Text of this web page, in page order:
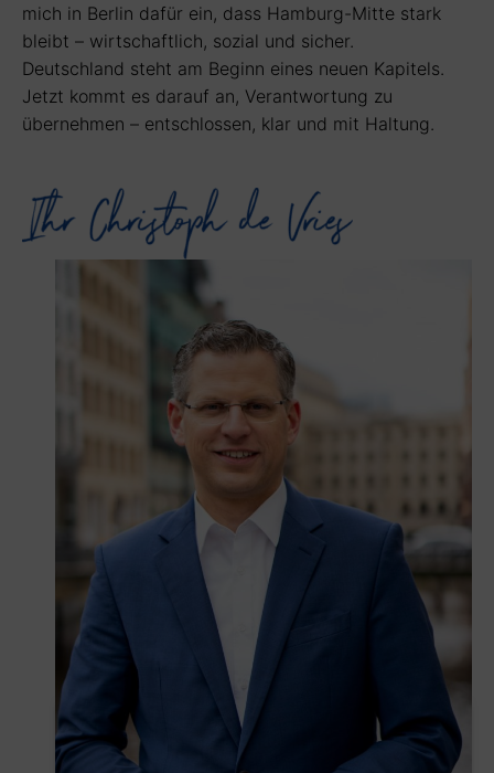
mich in Berlin dafür ein, dass Hamburg-Mitte stark
bleibt – wirtschaftlich, sozial und sicher.
Deutschland steht am Beginn eines neuen Kapitels.
Jetzt kommt es darauf an, Verantwortung zu
übernehmen – entschlossen, klar und mit Haltung.